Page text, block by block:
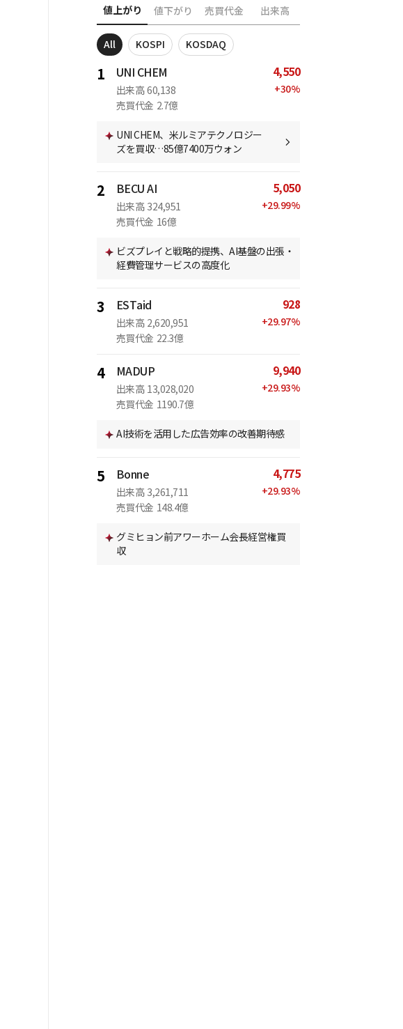
値上がり 値下がり 売買代金 出来高
All KOSPI KOSDAQ
1 UNI CHEM
出来高 60,138
売買代金 2.7億
4,550
+30%
UNI CHEM、米ルミアテクノロジー
ズを買収…85億7400万ウォン
2 BECU AI
出来高 324,951
売買代金 16億
5,050
+29.99%
ビズプレイと戦略的提携、AI基盤の出張・
経費管理サービスの高度化
3 ESTaid
出来高 2,620,951
売買代金 22.3億
928
+29.97%
4 MADUP
出来高 13,028,020
売買代金 1190.7億
9,940
+29.93%
AI技術を活用した広告効率の改善期待感
5 Bonne
出来高 3,261,711
売買代金 148.4億
4,775
+29.93%
グミヒョン前アワーホーム会長経営権買
収